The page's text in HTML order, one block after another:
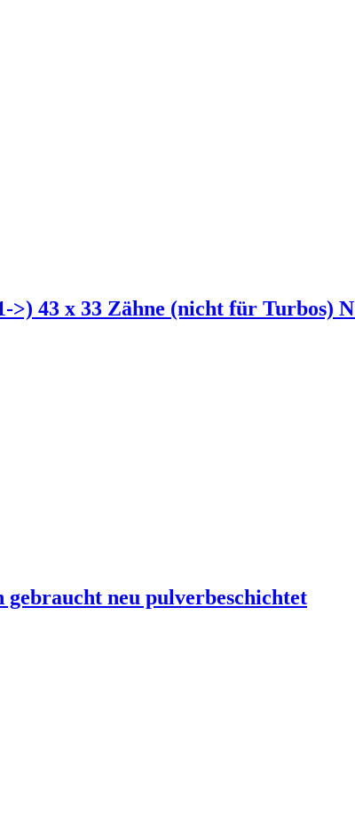
>) 43 x 33 Zähne (nicht für Turbos)
neu pulverbeschichtet